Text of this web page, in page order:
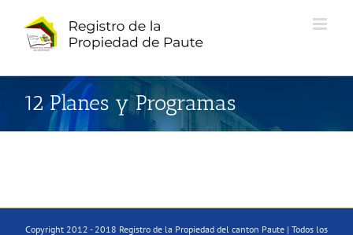
contenido
12 Planes y Programas
Copyright 2012 - 2018 Registro de la Propiedad del canton Paute | Todos los